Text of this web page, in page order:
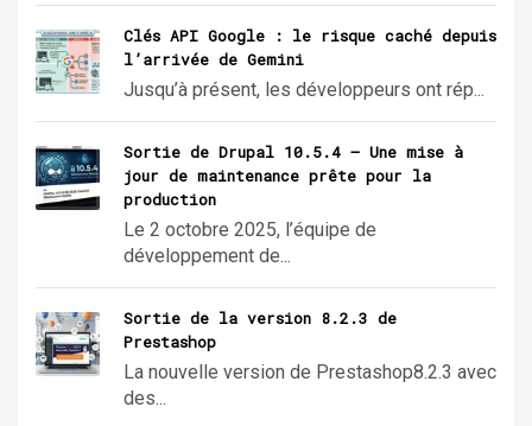
Clés API Google : le risque caché depuis
l’arrivée de Gemini
Jusqu’à présent, les développeurs ont rép...
Sortie de Drupal 10.5.4 – Une mise à
jour de maintenance prête pour la
production
Le 2 octobre 2025, l’équipe de
développement de...
Sortie de la version 8.2.3 de
Prestashop
La nouvelle version de Prestashop8.2.3 avec
des...